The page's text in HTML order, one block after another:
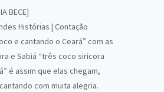
BECE]
Histórias | Contação
e cantando o Ceará” com as
e Sabiá “três coco siricora
é assim que elas chegam,
com muita alegria.